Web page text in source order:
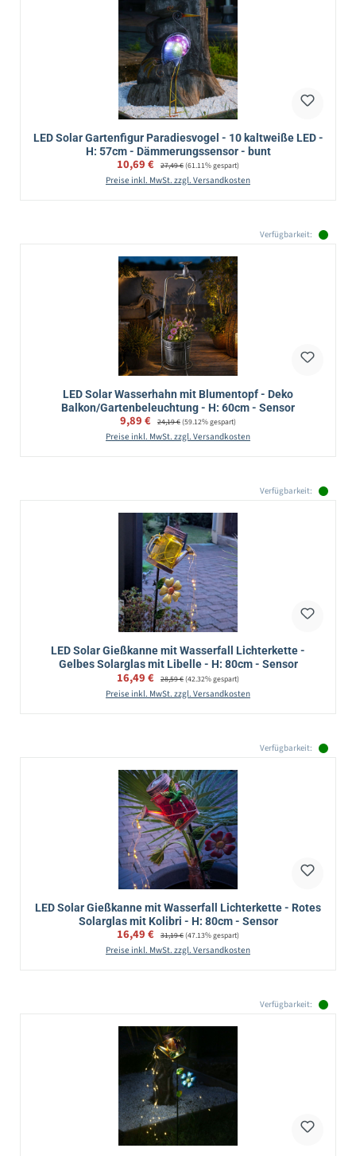
LED Solar Gartenfigur Paradiesvogel - 10 kaltweiße LED -
H: 57cm - Dämmerungssensor - bunt
Verkaufspreis:
10,69 € Regulärer Preis:
27,49 €(61.11% gespart)
Preise inkl. MwSt. zzgl. Versandkosten
Verfügbarkeit:
LED Solar Wasserhahn mit Blumentopf - Deko
Balkon/Gartenbeleuchtung - H: 60cm - Sensor
Verkaufspreis:
9,89 € Regulärer Preis:
24,19 €(59.12% gespart)
Preise inkl. MwSt. zzgl. Versandkosten
Verfügbarkeit:
LED Solar Gießkanne mit Wasserfall Lichterkette -
Gelbes Solarglas mit Libelle - H: 80cm - Sensor
Verkaufspreis:
16,49 € Regulärer Preis:
28,59 €(42.32% gespart)
Preise inkl. MwSt. zzgl. Versandkosten
Verfügbarkeit:
LED Solar Gießkanne mit Wasserfall Lichterkette - Rotes
Solarglas mit Kolibri - H: 80cm - Sensor
Verkaufspreis:
16,49 € Regulärer Preis:
31,19 €(47.13% gespart)
Preise inkl. MwSt. zzgl. Versandkosten
Verfügbarkeit: